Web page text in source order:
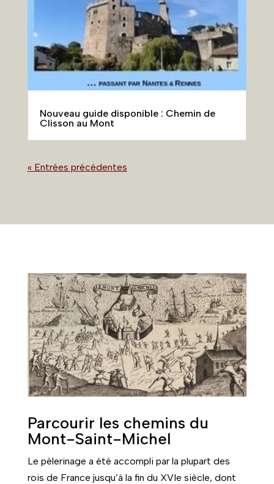
Nouveau guide disponible : Chemin de
Clisson au Mont
« Entrées précédentes
Parcourir les chemins du
Mont-Saint-Michel
Le pèlerinage a été accompli par la plupart des
rois de France jusqu’à la fin du XVIe siècle, dont